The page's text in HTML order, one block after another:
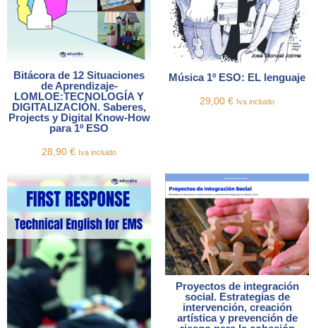
Bitácora de 12 Situaciones
de Aprendizaje-
LOMLOE:TECNOLOGÍA Y
DIGITALIZACIÓN. Saberes,
Projects y Digital Know-How
para 1º ESO
28,90 € Iva incluido
Música 1º ESO: EL lenguaje
29,00 € Iva incluido
Proyectos de integración
social. Estrategias de
intervención, creación
artística y prevención de